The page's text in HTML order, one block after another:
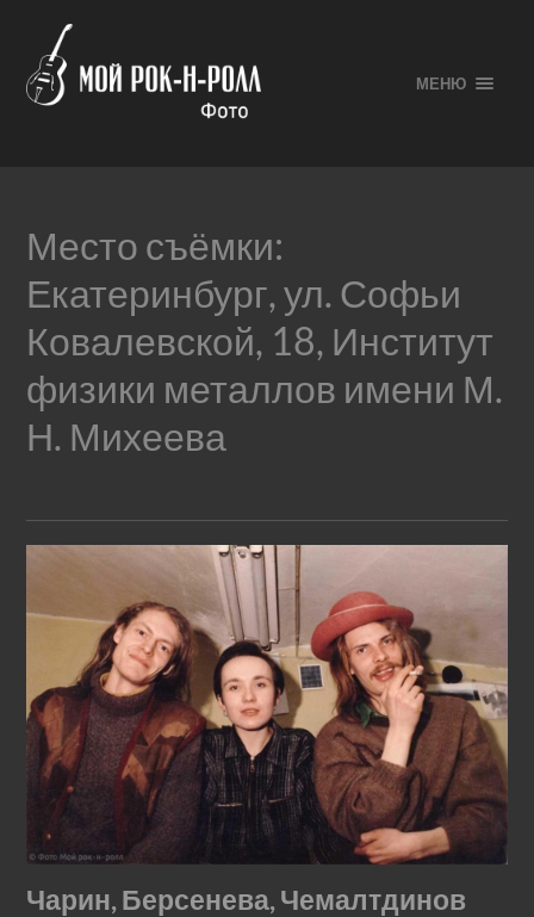
МЕНЮ
Место съёмки:
Екатеринбург, ул. Софьи
Ковалевской, 18, Институт
физики металлов имени М.
Н. Михеева
Чарин, Берсенева, Чемалтдинов